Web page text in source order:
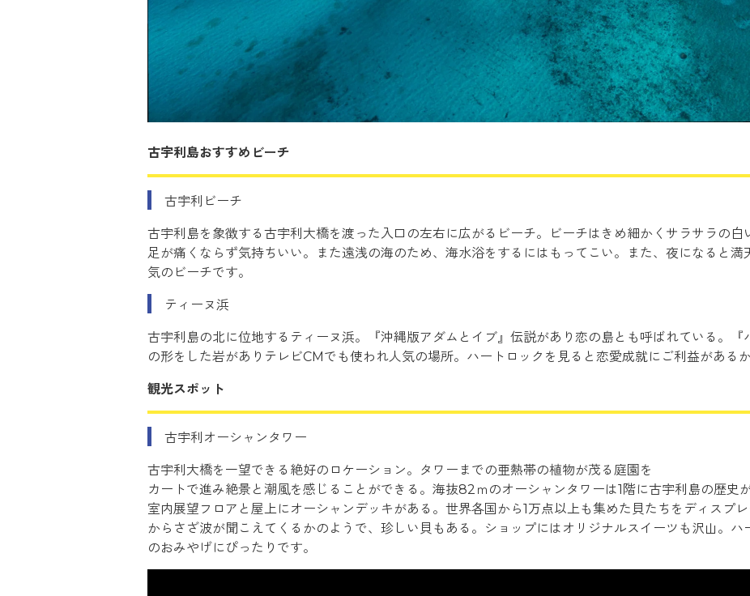
古宇利島おすすめビーチ
古宇利ビーチ
古宇利島を象徴する古宇利大橋を渡った入口の左右に広がるビーチ。ビーチはきめ細かくサラサラの白
足が痛くならず気持ちいい。また遠浅の海のため、海水浴をするにはもってこい。また、夜になると
気のビーチです。
ティーヌ浜
古宇利島の北に位地するティーヌ浜。『沖縄版アダムとイブ』伝説があり恋の島とも呼ばれている。『
の形をした岩がありテレビCMでも使われ人気の場所。ハートロックを見ると恋愛成就にご利益があるか
観光スポット
古宇利オーシャンタワー
古宇利大橋を一望できる絶好のロケーション。タワーまでの亜熱帯の植物が茂る庭園を
カートで進み絶景と潮風を感じることができる。海抜82ｍのオーシャンタワーは1階に古宇利島の歴史
室内展望フロアと屋上にオーシャンデッキがある。世界各国から1万点以上も集めた貝たちをディスプ
からさざ波が聞こえてくるかのようで、珍しい貝もある。ショップにはオリジナルスイーツも沢山。
のおみやげにぴったりです。